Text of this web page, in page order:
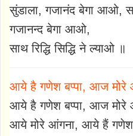
सुंडाला, गजानंद बेगा आओ,
गजानन्द बेगा आओ,
साथ रिद्धि सिद्धि ने ल्याओ ॥
आये है गणेश बप्पा, आज मोरे
आये है गणेश बप्पा, आज मोरे
आये मोरे आंगना, आये हैं गणेश